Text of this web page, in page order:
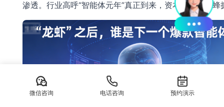
渗透。行业高呼“智能体元年”真正到来，资本与开发者蜂
微信咨询 电话咨询 预约演示